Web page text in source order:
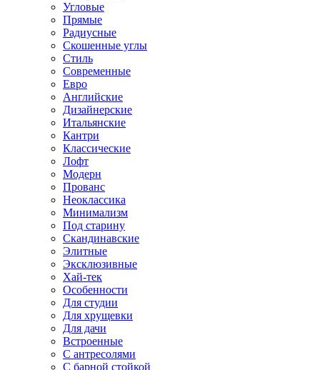
Угловые
Прямые
Радиусные
Скошенные углы
Стиль
Современные
Евро
Английские
Дизайнерские
Итальянские
Кантри
Классические
Лофт
Модерн
Прованс
Неоклассика
Минимализм
Под старину
Скандинавские
Элитные
Эксклюзивные
Хай-тек
Особенности
Для студии
Для хрущевки
Для дачи
Встроенные
С антресолями
С барной стойкой